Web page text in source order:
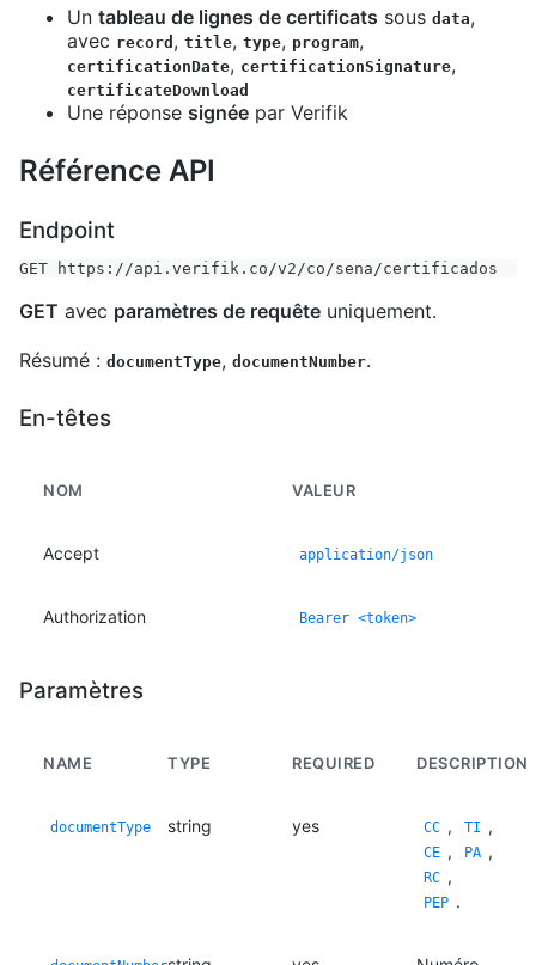
Un tableau de lignes de certificats sous data,
avec record , title, type, program,
certificationDate, certificationSignature,
certificateDownload
Une réponse signée par Verifik
Référence API
Endpoint
GET https://api.verifik.co/v2/co/sena/certificados
GET avec paramètres de requête uniquement.
Résumé : documentType, documentNumber.
En-têtes
NOM VALEUR
Accept application/json
Authorization Bearer <token>
Paramètres
NAME TYPE REQUIRED DESCRIPTION
documentType string yes CC , TI ,
CE , PA ,
RC ,
PEP .